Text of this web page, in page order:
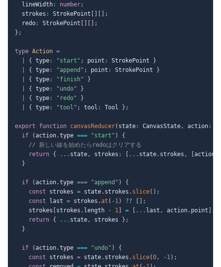
  lineWidth
: number;
  strokes
: StrokePoint
;
  redo
: StrokePoint
;
} ;
type Action =
{ type : "start" ; point : StrokePoint
}
{ type : "append" ; point : StrokePoint
}
{ type : "finish"
}
{ type : "undo"
}
{ type : "redo"
}
{ type : "tool" ; tool : Tool } ;
export function canvasReducer( state : CanvasState, action :
if
(action.type === "start" )
{
// 新しい線を始めたらredoはクリアする
return { ... state, strokes : ... state. strokes , action
}
if (action.type === "append" )
{
const strokes = state. strokes . slice( ) ;
const last = strokes .at ( - 1) ??
;
    strokes
strokes . length - 1 = ... last , action. point
;
return { ... state, strokes } ;
}
if (action.type === "undo" )
{
const strokes = state. strokes . slice(0, - 1) ;